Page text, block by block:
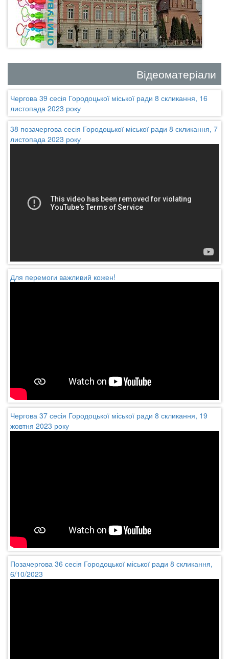
Відеоматеріали
Чергова 39 сесія Городоцької міської ради 8 скликання, 16
листопада 2023 року
38 позачергова сесія Городоцької міської ради 8 скликання, 7
листопада 2023 року
Для перемоги важливий кожен!
Чергова 37 сесія Городоцької міської ради 8 скликання, 19
жовтня 2023 року
Позачергова 36 сесія Городоцької міської ради 8 скликання,
6/10/2023